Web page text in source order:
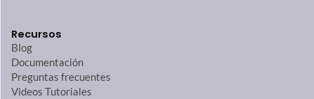
Recursos
Blog
Documentación
Preguntas frecuentes
Videos Tutoriales